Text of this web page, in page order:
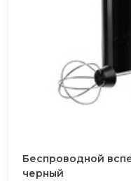
Беспроводной
черный